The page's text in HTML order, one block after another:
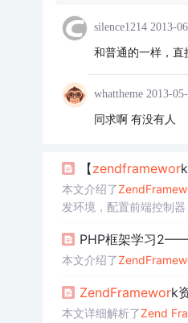
silence1214 2013-
和普通的一样，
whattheme 2013-
同求啊 有没有人
【zendframework
本文介绍了Zend
发环境，配置前端控制
PHP框架学习
本文介绍了Zend
ZendFramework
本文详细解析了Zend